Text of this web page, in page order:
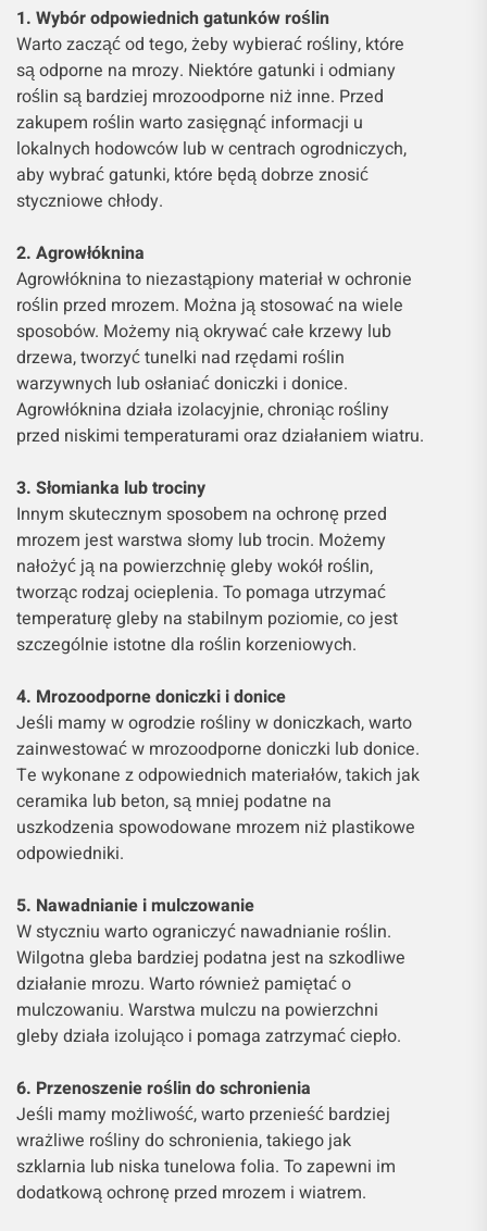
1. Wybór odpowiednich gatunków roślin
Warto zacząć od tego, żeby wybierać rośliny, które
są odporne na mrozy. Niektóre gatunki i odmiany
roślin są bardziej mrozoodporne niż inne. Przed
zakupem roślin warto zasięgnąć informacji u
lokalnych hodowców lub w centrach ogrodniczych,
aby wybrać gatunki, które będą dobrze znosić
styczniowe chłody.
2. Agrowłóknina
Agrowłóknina to niezastąpiony materiał w ochronie
roślin przed mrozem. Można ją stosować na wiele
sposobów. Możemy nią okrywać całe krzewy lub
drzewa, tworzyć tunelki nad rzędami roślin
warzywnych lub osłaniać doniczki i donice.
Agrowłóknina działa izolacyjnie, chroniąc rośliny
przed niskimi temperaturami oraz działaniem wiatru.
3. Słomianka lub trociny
Innym skutecznym sposobem na ochronę przed
mrozem jest warstwa słomy lub trocin. Możemy
nałożyć ją na powierzchnię gleby wokół roślin,
tworząc rodzaj ocieplenia. To pomaga utrzymać
temperaturę gleby na stabilnym poziomie, co jest
szczególnie istotne dla roślin korzeniowych.
4. Mrozoodporne doniczki i donice
Jeśli mamy w ogrodzie rośliny w doniczkach, warto
zainwestować w mrozoodporne doniczki lub donice.
Te wykonane z odpowiednich materiałów, takich jak
ceramika lub beton, są mniej podatne na
uszkodzenia spowodowane mrozem niż plastikowe
odpowiedniki.
5. Nawadnianie i mulczowanie
W styczniu warto ograniczyć nawadnianie roślin.
Wilgotna gleba bardziej podatna jest na szkodliwe
działanie mrozu. Warto również pamiętać o
mulczowaniu. Warstwa mulczu na powierzchni
gleby działa izolująco i pomaga zatrzymać ciepło.
6. Przenoszenie roślin do schronienia
Jeśli mamy możliwość, warto przenieść bardziej
wrażliwe rośliny do schronienia, takiego jak
szklarnia lub niska tunelowa folia. To zapewni im
dodatkową ochronę przed mrozem i wiatrem.